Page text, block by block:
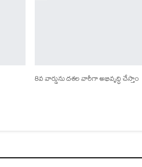
8వ వార్డును దశల వారీగా అభివృద్ధి చేస్తాం